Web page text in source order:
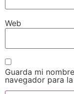
Web
Guarda mi
navegador para